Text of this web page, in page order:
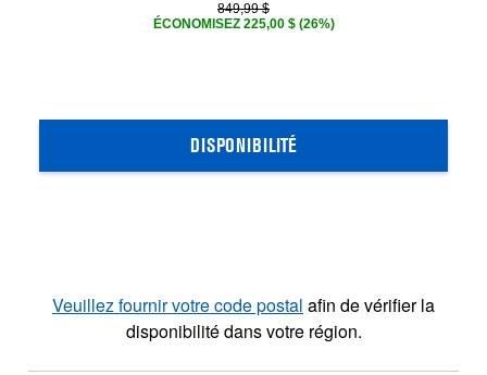
849,99 $
ÉCONOMISEZ 225,00 $ (26%)
DISPONIBILITÉ
Veuillez fournir votre code postal afin de vérifier la
disponibilité dans votre région.